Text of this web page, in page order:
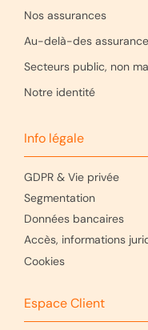
Nos assurances
Au-delà-des
Secteurs public, non
Notre identité
Info légale
GDPR & Vie privée
Segmentation
Données bancaires
Accès, informations
Cookies
Espace Client